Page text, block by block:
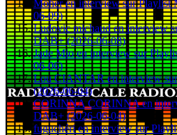
Moher en interview sur
06-09)
Ludovic michaud en interview
DAB+ (2026-06-08)
Jade Mio en interview sur
06-06)
Lou CIANTAR en interview
(2026-06-04)
CORINNA CORINNA en
DAB+ (2026-06-04)
fuguchéri en interview sur